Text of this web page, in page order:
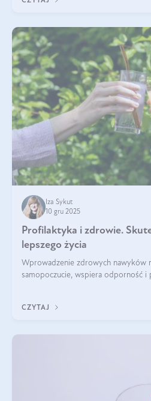
Iza Sykut
10 gru 2025
Profilaktyka i zdrowie.
lepszego życia
Wprowadzenie zdrowych nawyków
samopoczucie, wspiera odporność i
CZYTAJ